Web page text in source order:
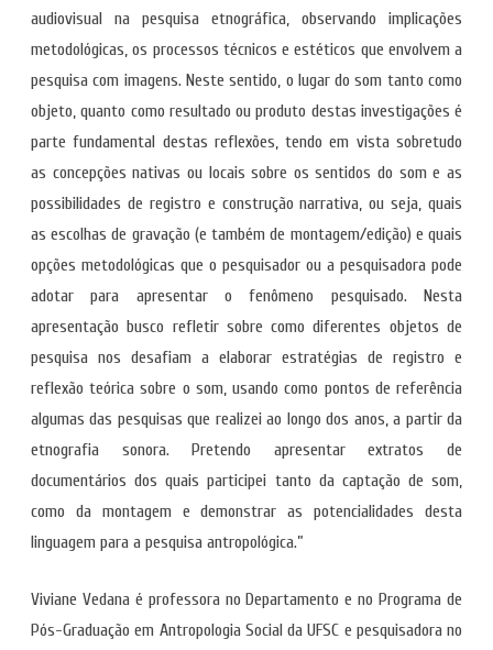
audiovisual na pesquisa etnográfica, observando implicações
metodológicas, os processos técnicos e estéticos que envolvem a
pesquisa com imagens. Neste sentido, o lugar do som tanto como
objeto, quanto como resultado ou produto destas investigações é
parte fundamental destas reflexões, tendo em vista sobretudo
as concepções nativas ou locais sobre os sentidos do som e as
possibilidades de registro e construção narrativa, ou seja, quais
as escolhas de gravação (e também de montagem/edição) e quais
opções metodológicas que o pesquisador ou a pesquisadora pode
adotar para apresentar o fenômeno pesquisado. Nesta
apresentação busco refletir sobre como diferentes objetos de
pesquisa nos desafiam a elaborar estratégias de registro e
reflexão teórica sobre o som, usando como pontos de referência
algumas das pesquisas que realizei ao longo dos anos, a partir da
etnografia sonora. Pretendo apresentar extratos de
documentários dos quais participei tanto da captação de som,
como da montagem e demonstrar as potencialidades desta
linguagem para a pesquisa antropológica.”
Viviane Vedana é professora no Departamento e no Programa de
Pós-Graduação em Antropologia Social da UFSC e pesquisadora no